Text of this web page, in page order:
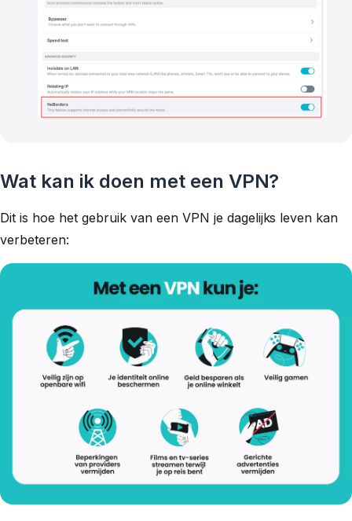
Wat kan ik doen met een VPN?
Dit is hoe het gebruik van een VPN je dagelijks leven kan
verbeteren: